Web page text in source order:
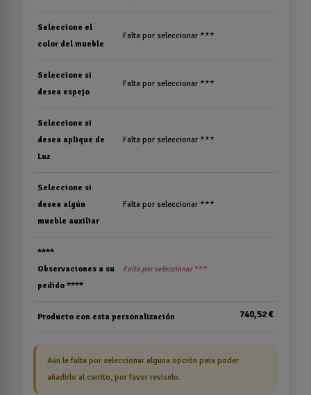
Seleccione el
color del mueble
Falta por seleccionar ***
Seleccione si
desea espejo
Falta por seleccionar ***
Seleccione si
desea aplique de
Luz
Falta por seleccionar ***
Seleccione si
desea algún
mueble auxiliar
Falta por seleccionar ***
****
Observaciones a su
pedido ****
Falta por seleccionar ***
Producto con esta personalización 740,52 €
Aún le falta por seleccionar alguna opción para poder
añadirlo al carrito, por favor revíselo.